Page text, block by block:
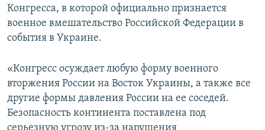
Конгресса, в которой официально признается
военное вмешательство Российской Федерации в
события в Украине.
«Конгресс осуждает любую форму военного
вторжения России на Восток Украины, а также все
другие формы давления России на ее соседей.
Безопасность континента поставлена под